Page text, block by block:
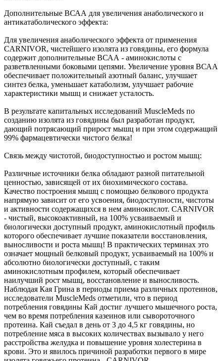
Дополнительные ВСАА для увеличения анаболического и
антикатаболического эффекта:
Для увеличения анаболического эффекта от применения
CARNIVOR, чистейшего изолята из говядины, его формула
содержит дополнительные ВСАА - аминокислоты с
разветвленными боковыми цепями. Увеличение уровня ВСАА
обеспечивает положительный азотный баланс, улучшает
синтез белка, уменьшает катаболизм, улучшает рабочие
характеристики мышц и снижает усталость.
В результате капитальных исследований MuscleMeds по
созданию изолята из говядины был разработан продукт,
дающий потрясающий прирост мышц и при этом содержащий
99% фармацевтически чистого белка!
Связь между чистотой, биодоступностью и ростом мышц:
Различные источники белка обладают разной питательной
ценностью, зависящей от их биохимического состава.
Качество построения мышц с помощью белкового продукта
напрямую зависит от его усвоения, биодоступности, чистоты
и активности содержащихся в нем аминокислот. CARNIVOR
- чистый, высокоактивный, на 100% усваиваемый и
биологически доступный продукт, аминокислотный профиль
которого обеспечивает лучшие показатели восстановления,
выносливости и роста мышц! В практических терминах это
означает мощный белковый продукт, усваиваемый на 100% и
абсолютно биологически доступный, с таким
аминокислотным профилем, который обеспечивает
наилучший рост мышц, восстановление и выносливость.
Наблюдая Кая Грина в периоды приема различных протеинов,
исследователи MuscleMeds отметили, что в период
потребления говядины Кай достиг лучшего мышечного роста,
чем во время потребления казеинов или сывороточного
протеина. Кай съедал в день от 3 до 4,5 кг говядины, но
потребление мяса в высоких количествах вызывало у него
расстройства желудка и повышение уровня холестерина в
крови. Это и явилось причиной разработки первого в мире